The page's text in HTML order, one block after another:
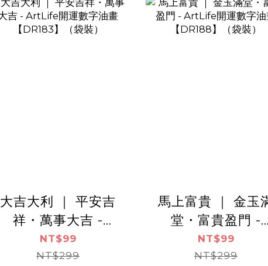
大吉大利 ｜ 平安吉
祥・萬事大吉 -
ArtLife開運數字油畫
【DR183】（袋裝）
NT$99
NT$299
馬上富貴 ｜ 金玉
堂・富貴盈門 -
ArtLife開運數字
【DR188】（袋裝
NT$99
NT$299